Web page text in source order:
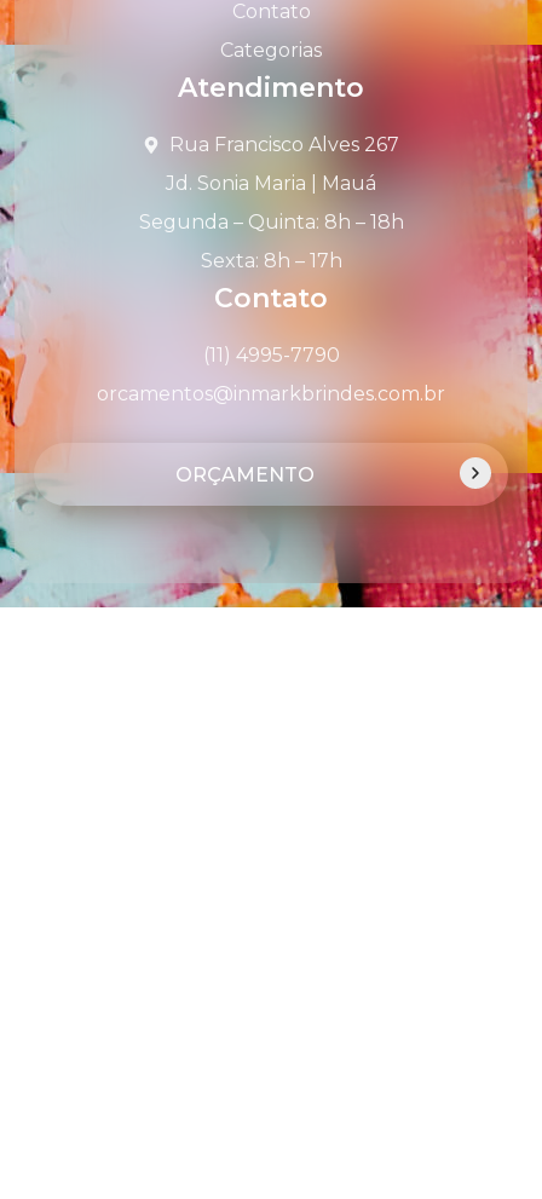
Contato
Categorias
Atendimento
Rua Francisco Alves 267
Jd. Sonia Maria | Mauá
Segunda – Quinta: 8h – 18h
Sexta: 8h – 17h
Contato
(11) 4995-7790
orcamentos@inmarkbrindes.com.br
ORÇAMENTO